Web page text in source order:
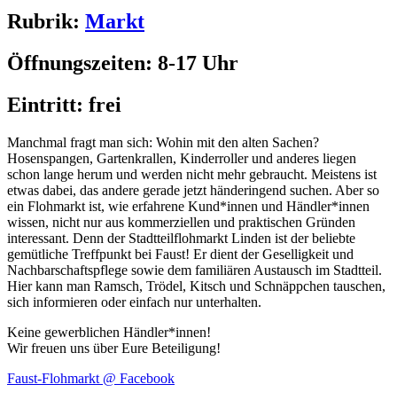
Rubrik: Markt
Öffnungszeiten: 8-17 Uhr
Eintritt: frei
Manchmal fragt man sich: Wohin mit den alten Sachen?
Hosenspangen, Gartenkrallen, Kinderroller und anderes liegen
schon lange herum und werden nicht mehr gebraucht. Meistens ist
etwas dabei, das andere gerade jetzt händeringend suchen. Aber so
ein Flohmarkt ist, wie erfahrene Kund*innen und Händler*innen
wissen, nicht nur aus kommerziellen und praktischen Gründen
interessant. Denn der Stadtteilflohmarkt Linden ist der beliebte
gemütliche Treffpunkt bei Faust! Er dient der Geselligkeit und
Nachbarschaftspflege sowie dem familiären Austausch im Stadtteil.
Hier kann man Ramsch, Trödel, Kitsch und Schnäppchen tauschen,
sich informieren oder einfach nur unterhalten.
Keine gewerblichen Händler*innen!
Wir freuen uns über Eure Beteiligung!
Faust-Flohmarkt @ Facebook